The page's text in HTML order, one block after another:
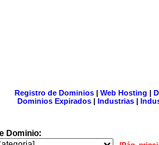
Registro de Dominios| Web Hosting |
Dominios Expirados | Industrias |
Dominio: